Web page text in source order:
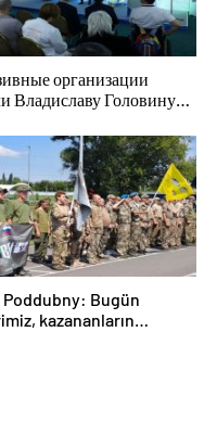
организации
Владиславу Головину
«Единой России»
Poddubny: Bugün
kazananların